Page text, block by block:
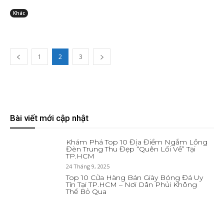
Khác
1 2 3
Bài viết mới cập nhật
Khám Phá Top 10 Địa Điểm Ngắm Lồng
Đèn Trung Thu Đẹp “Quên Lối Về” Tại
TP.HCM
24 Tháng 9, 2025
Top 10 Cửa Hàng Bán Giày Bóng Đá Uy
Tín Tại TP.HCM – Nơi Dân Phủi Không
Thể Bỏ Qua